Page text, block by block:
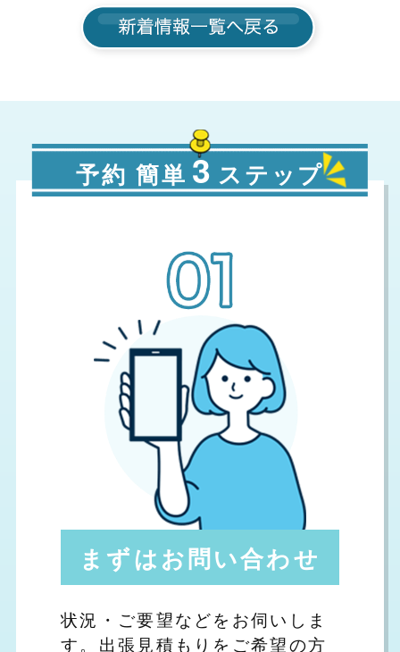
予約 簡単 3 ステップ
まずはお問い合わせ
状況・ご要望などをお伺いしま
す。出張見積もりをご希望の方